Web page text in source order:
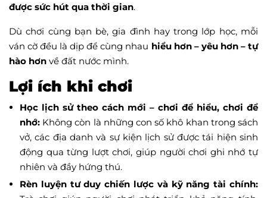
được sức hút qua thời gian.
Dù chơi cùng bạn bè, gia đình hay trong lớp học, mỗi
ván cờ đều là dịp để cùng nhau hiểu hơn – yêu hơn – tự
hào hơn về đất nước mình.
Lợi ích khi chơi
Học lịch sử theo cách mới – chơi để hiểu, chơi để
nhớ: Không còn là những con số khô khan trong sách
vở, các địa danh và sự kiện lịch sử được tái hiện sinh
động qua từng lượt chơi, giúp người chơi ghi nhớ tự
nhiên và đầy hứng thú.
Rèn luyện tư duy chiến lược và kỹ năng tài chính: